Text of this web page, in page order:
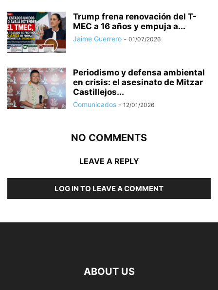
Trump frena renovación del T-
MEC a 16 años y empuja a...
Jaime Guerrero - 01/07/2026
Periodismo y defensa ambiental
en crisis: el asesinato de Mitzar
Castillejos...
Comunicados - 12/01/2026
NO COMMENTS
LEAVE A REPLY
LOG IN TO LEAVE A COMMENT
ABOUT US